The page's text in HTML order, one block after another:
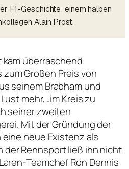
F1-Geschichte: einem halben
Alain Prost.
überraschend.
Großen Preis von
seinem Brabham und
mehr, „im Kreis zu
seiner zweiten
Mit der Gründung der
neue Existenz als
der Rennsport ließ ihn nicht
Teamchef Ron Dennis